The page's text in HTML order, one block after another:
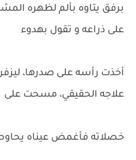
برفق يتاوه بألم لظهره
على ذراعه و تقول بهدوء
أخذت رأسه على صدرها،
علاجه الحقيقي، مسحت على
خصلاته فأغمض عيناه